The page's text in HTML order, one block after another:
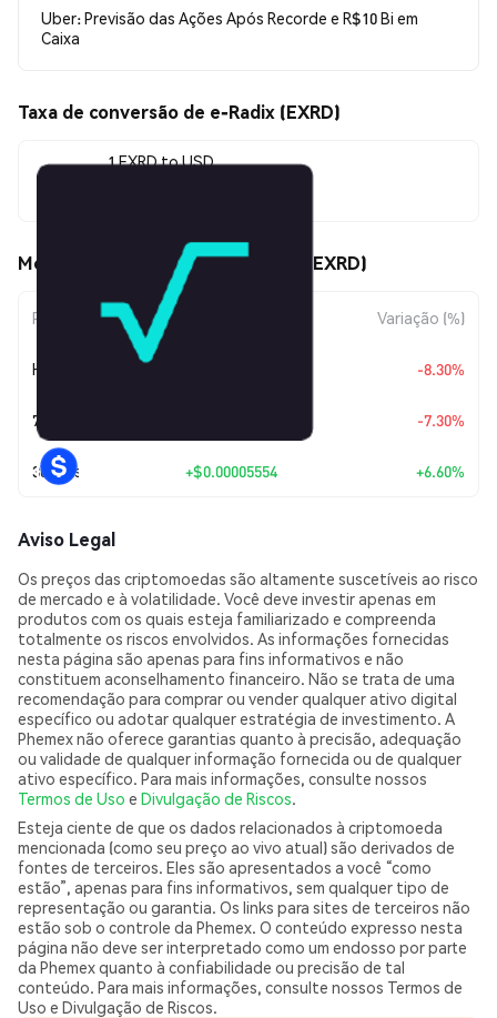
Uber: Previsão das Ações Após Recorde e R$10 Bi em
Caixa
Taxa de conversão de e-Radix (EXRD)
1 EXRD to USD
Movimentos de preço de e-Radix (EXRD)
Período Variação (%)
Hoje -8.30%
7 Dias -7.30%
30 Dias +$0.00005554 +6.60%
Aviso Legal
Os preços das criptomoedas são altamente suscetíveis ao risco
de mercado e à volatilidade. Você deve investir apenas em
produtos com os quais esteja familiarizado e compreenda
totalmente os riscos envolvidos. As informações fornecidas
nesta página são apenas para fins informativos e não
constituem aconselhamento financeiro. Não se trata de uma
recomendação para comprar ou vender qualquer ativo digital
específico ou adotar qualquer estratégia de investimento. A
Phemex não oferece garantias quanto à precisão, adequação
ou validade de qualquer informação fornecida ou de qualquer
ativo específico. Para mais informações, consulte nossos
Termos de Uso e Divulgação de Riscos.
Esteja ciente de que os dados relacionados à criptomoeda
mencionada (como seu preço ao vivo atual) são derivados de
fontes de terceiros. Eles são apresentados a você “como
estão”, apenas para fins informativos, sem qualquer tipo de
representação ou garantia. Os links para sites de terceiros não
estão sob o controle da Phemex. O conteúdo expresso nesta
página não deve ser interpretado como um endosso por parte
da Phemex quanto à confiabilidade ou precisão de tal
conteúdo. Para mais informações, consulte nossos Termos de
Uso e Divulgação de Riscos.